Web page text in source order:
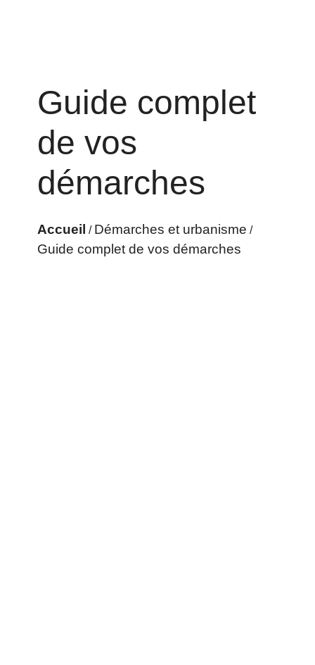
Guide complet
de vos
démarches
Accueil / Démarches et urbanisme /
Guide complet de vos démarches